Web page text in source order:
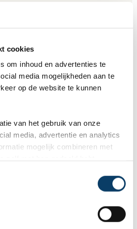
cookies
om inhoud en advertenties te
media mogelijkheden aan te
op de website te kunnen
van het gebruik van onze
media, advertentie en analytics
mogelijk combineren met
gratis en vrijblijvend een
Calamiteitenfonds
met expert